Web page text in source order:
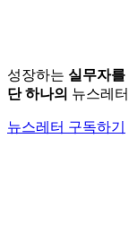
성장하는 실무자를
단 하나의 뉴스레터
뉴스레터 구독하기